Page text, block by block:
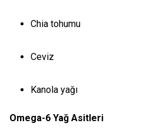
Chia tohumu
Ceviz
Kanola yağı
Omega-6 Yağ Asitleri